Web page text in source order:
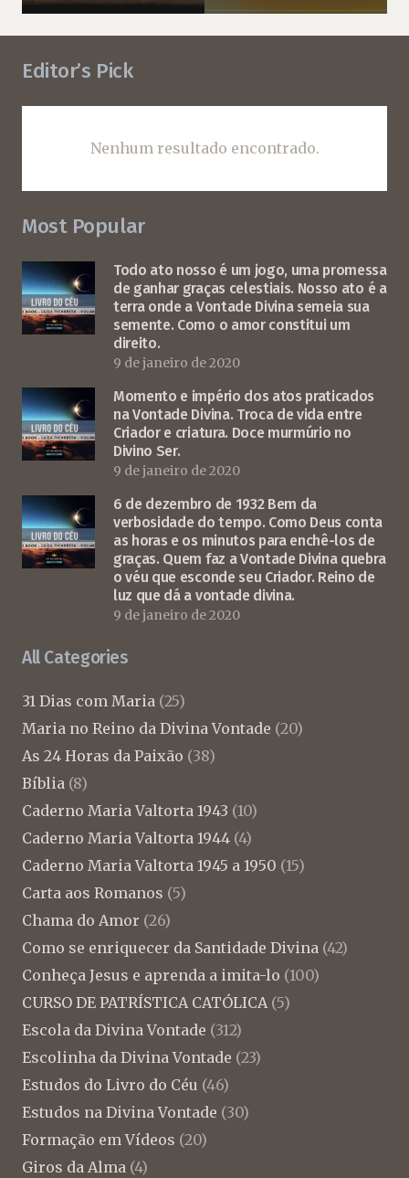
Editor’s Pick
Nenhum resultado encontrado.
Most Popular
Todo ato nosso é um jogo, uma promessa
de ganhar graças celestiais. Nosso ato é a
terra onde a Vontade Divina semeia sua
semente. Como o amor constitui um
direito.
9 de janeiro de 2020
Momento e império dos atos praticados
na Vontade Divina. Troca de vida entre
Criador e criatura. Doce murmúrio no
Divino Ser.
9 de janeiro de 2020
6 de dezembro de 1932 Bem da
verbosidade do tempo. Como Deus conta
as horas e os minutos para enchê-los de
graças. Quem faz a Vontade Divina quebra
o véu que esconde seu Criador. Reino de
luz que dá a vontade divina.
9 de janeiro de 2020
All Categories
31 Dias com Maria (25)
Maria no Reino da Divina Vontade (20)
As 24 Horas da Paixão (38)
Bíblia (8)
Caderno Maria Valtorta 1943 (10)
Caderno Maria Valtorta 1944 (4)
Caderno Maria Valtorta 1945 a 1950 (15)
Carta aos Romanos (5)
Chama do Amor (26)
Como se enriquecer da Santidade Divina (42)
Conheça Jesus e aprenda a imita-lo (100)
CURSO DE PATRÍSTICA CATÓLICA(5)
Escola da Divina Vontade (312)
Escolinha da Divina Vontade (23)
Estudos do Livro do Céu (46)
Estudos na Divina Vontade (30)
Formação em Vídeos (20)
Giros da Alma (4)